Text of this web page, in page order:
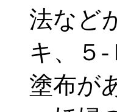
法など
キ、５
塗布が